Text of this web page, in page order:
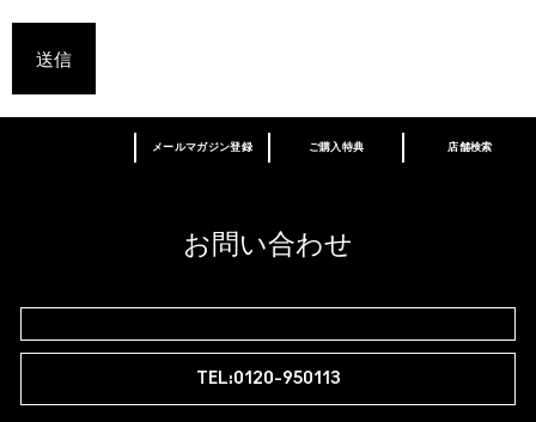
あなたはM･A･Cラバー ロイヤリティ プログ
登録後の初回購入時に10%OFF
メールマガジン登録 ご購入特典 店舗検索
お問い合わせ
TEL:0120-950113